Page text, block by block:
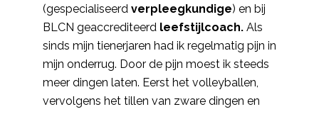
(gespecialiseerd verpleegkundige) en bij
BLCN geaccrediteerd leefstijlcoach. Als
sinds mijn tienerjaren had ik regelmatig pijn in
mijn onderrug. Door de pijn moest ik steeds
meer dingen laten. Eerst het volleyballen,
vervolgens het tillen van zware dingen en